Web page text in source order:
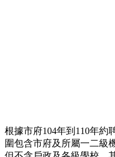
根據市府104年到110年約
圍包含市府及所屬一二級